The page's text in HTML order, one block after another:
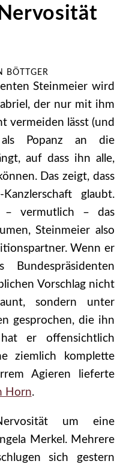
BÖTTGER
Steinmeier wird
der nur mit ihm
vermeiden lässt (und
Popanz an die
auf dass ihn alle,
Das zeigt, dass
glaubt.
– vermutlich – das
Steinmeier also
Wenn er
Vorschlag nicht
sondern unter
gesprochen, die ihn
er offensichtlich
ziemlich komplette
Agieren lieferte
Horn.
um eine
Merkel. Mehrere
sich gestern